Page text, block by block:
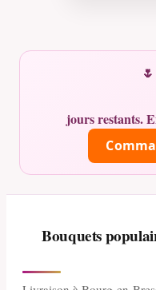
jours restants.
Bouquets